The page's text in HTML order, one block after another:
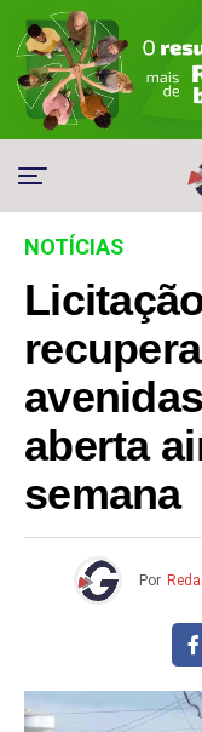
NOTÍCIAS
aberta
semana
Por